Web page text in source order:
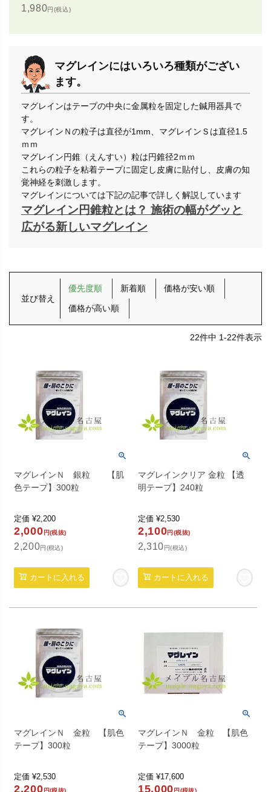
1,980円(税込)
マグレインにはいろいろ種類がござい
ます。
マグレインはテープの中央に金属粒を固定した鍼用器具で
す。
マグレインＮの粒子は直径が1mm、マグレインＳは直径1.5
ｍｍ
マグレイン円錐（えんすい）粒は円錐径2ｍｍ
これらの粒子を粘着テープに固定し皮膚に貼付し、皮膚の知
覚神経を刺激します。
マグレインについては下記の記事で詳しく解説しています
マグレイン円錐粒とは？ 施術の幅がグッと
広がる新しいマグレイン
並び替え
優先度順 新着順 価格が安い順
価格が高い順
22件中 1-22件表示
マグレインＮ 銀粒 【肌
色テープ】300粒
定価 ¥2,200
2,000 円(税抜)
2,200円(税込)
カートに入れる
マグレインクリア 金粒 【透
明テープ】240粒
定価 ¥2,530
2,100円(税抜)
2,310 円(税込)
カートに入れる
マグレインＮ 金粒 【肌色
テープ】300粒
定価 ¥2,530
2,200
マグレインＮ 金粒 【肌色
テープ】3000粒
定価 ¥17,600
15,000